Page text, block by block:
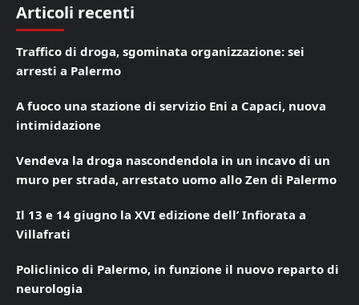
Articoli recenti
Traffico di droga, sgominata organizzazione: sei
arresti a Palermo
A fuoco una stazione di servizio Eni a Capaci, nuova
intimidazione
Vendeva la droga nascondendola in un incavo di un
muro per strada, arrestato uomo allo Zen di Palermo
Il 13 e 14 giugno la XVI edizione dell’ Infiorata a
Villafrati
Policlinico di Palermo, in funzione il nuovo reparto di
neurologia